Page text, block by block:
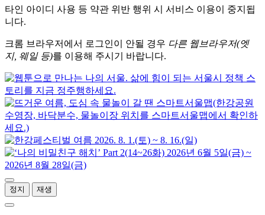
타인 아이디 사용 등 약관 위반 행위 시 서비스 이용이 중지됩
니다.
크롬 브라우저에서 로그인이 안될 경우 다른 웹브라우저(엣
지, 웨일 등)를 이용해 주시기 바랍니다.
정지 재생